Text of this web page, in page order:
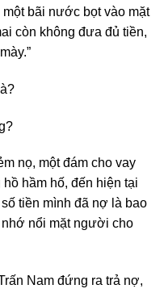
bãi nước bọt vào mặt
còn không đưa đủ tiền,
nọ, một đám cho vay
hầm hố, đến hiện tại
tiền mình đã nợ là bao
nổi mặt người cho
Nam đứng ra trả nợ,